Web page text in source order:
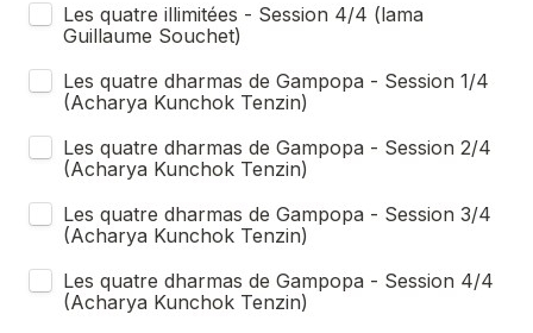
Les quatre illimitées - Session 4/4 (lama
Guillaume Souchet)
Les quatre dharmas de Gampopa - Session 1/4
(Acharya Kunchok Tenzin)
Les quatre dharmas de Gampopa - Session 2/4
(Acharya Kunchok Tenzin)
Les quatre dharmas de Gampopa - Session 3/4
(Acharya Kunchok Tenzin)
Les quatre dharmas de Gampopa - Session 4/4
(Acharya Kunchok Tenzin)